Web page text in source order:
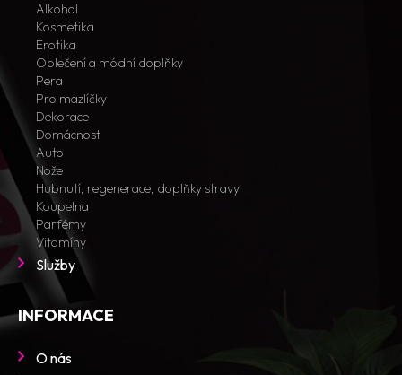
Alkohol
Kosmetika
Erotika
Oblečení a módní doplňky
Pera
Pro mazlíčky
Dekorace
Domácnost
Auto
Nože
Hubnutí, regenerace, doplňky stravy
Koupelna
Parfémy
Vitamíny
Služby
INFORMACE
O nás